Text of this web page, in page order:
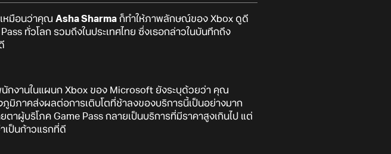
หมือนว่าคุณ Asha Sharma ก็ทำให้ภาพลักษณ์ของ Xbox ดูดี
ทั่วโลก รวมถึงในประเทศไทย ซึ่งเธอกล่าวในบันทึกถึง
นักงานในแผนก Xbox ของ Microsoft ยังระบุด้วยว่า คุณ
มิภาคส่งผลต่อการเติบโตที่ช้าลงของบริการนี้เป็นอย่างมาก
าผู้บริโภค Game Pass กลายเป็นบริการที่มีราคาสูงเกินไป แต่
เป็นก้าวแรกที่ดี